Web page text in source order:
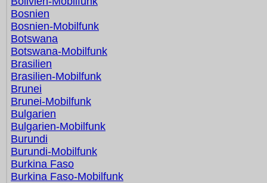
Bosnien
Bosnien-Mobilfunk
Botswana
Botswana-Mobilfunk
Brasilien
Brasilien-Mobilfunk
Brunei
Brunei-Mobilfunk
Bulgarien
Bulgarien-Mobilfunk
Burundi
Burundi-Mobilfunk
Burkina Faso
Burkina Faso-Mobilfunk